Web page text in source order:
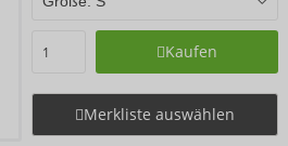
Kaufen
Merkliste auswählen